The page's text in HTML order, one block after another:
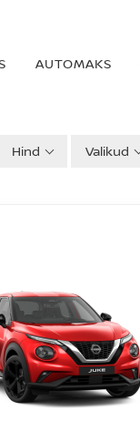
AUTOMAKS
Hind Valikud